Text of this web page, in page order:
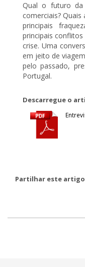
Qual o futuro da
comerciais? Quais
principais
principais conflitos
crise. Uma
em jeito de viagem
pelo passado,
Portugal.
Descarregue o
Partilhar este